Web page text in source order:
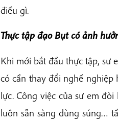
điều gì.
Thực tập đạo Bụt có ảnh
Khi mới bắt đầu thực tập, sư
có cần thay đổi nghề nghiệp
lực. Công việc của sư em
luôn sẵn sàng dùng súng…